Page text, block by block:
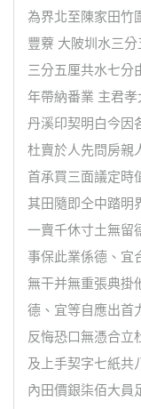
為界北至陳家田竹
豐藔 大陂圳水三
三分五厘共水七分
年帶納番業 主君
丹溪印契明白今因
杜賣於人先問房親
首承買三面議定時
其田隨即仝中踏明
一賣千休寸土無留
事保此業係德、宜
無干并無重張典掛
德、宜等自應出首
反悔恐口無憑合立
及上手契字七紙共
內田價銀柒佰大員